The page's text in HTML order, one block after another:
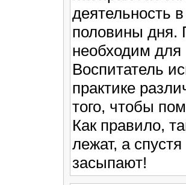
деятельность
половины дня.
необходим для
Воспитатель
практике
того, чтобы
Как правило,
лежат, а
засыпают!